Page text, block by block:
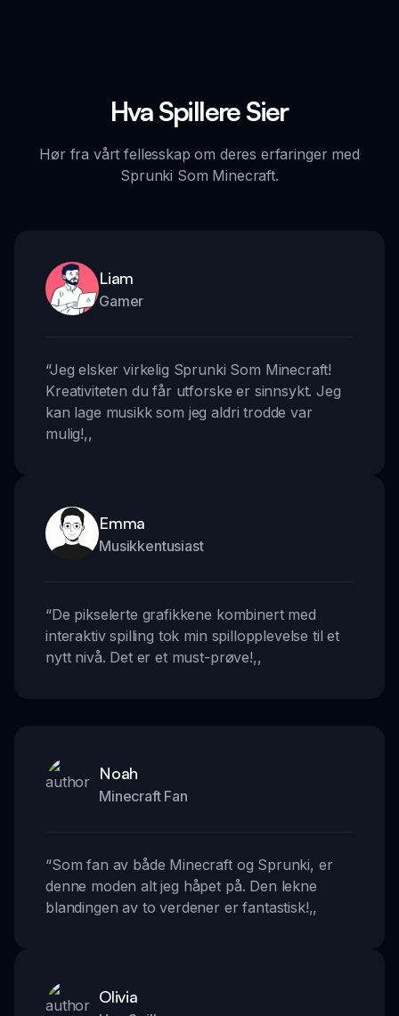
Hva Spillere Sier
Hør fra vårt fellesskap om deres erfaringer med
Sprunki Som Minecraft.
Liam
Gamer
“Jeg elsker virkelig Sprunki Som Minecraft!
Kreativiteten du får utforske er sinnsykt. Jeg
kan lage musikk som jeg aldri trodde var
mulig!,,
Emma
Musikkentusiast
“De pikselerte grafikkene kombinert med
interaktiv spilling tok min spillopplevelse til et
nytt nivå. Det er et must-prøve!,,
Noah
Minecraft Fan
“Som fan av både Minecraft og Sprunki, er
denne moden alt jeg håpet på. Den lekne
blandingen av to verdener er fantastisk!,,
Olivia